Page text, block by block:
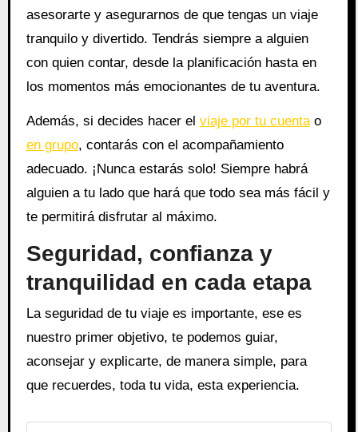
asesorarte y asegurarnos de que tengas un viaje
tranquilo y divertido. Tendrás siempre a alguien
con quien contar, desde la planificación hasta en
los momentos más emocionantes de tu aventura.
Además, si decides hacer el viaje por tu cuentao
en grupo, contarás con el acompañamiento
adecuado. ¡Nunca estarás solo! Siempre habrá
alguien a tu lado que hará que todo sea más fácil y
te permitirá disfrutar al máximo.
Seguridad, confianza y
tranquilidad en cada etapa
La seguridad de tu viaje es importante, ese es
nuestro primer objetivo, te podemos guiar,
aconsejar y explicarte, de manera simple, para
que recuerdes, toda tu vida, esta experiencia.